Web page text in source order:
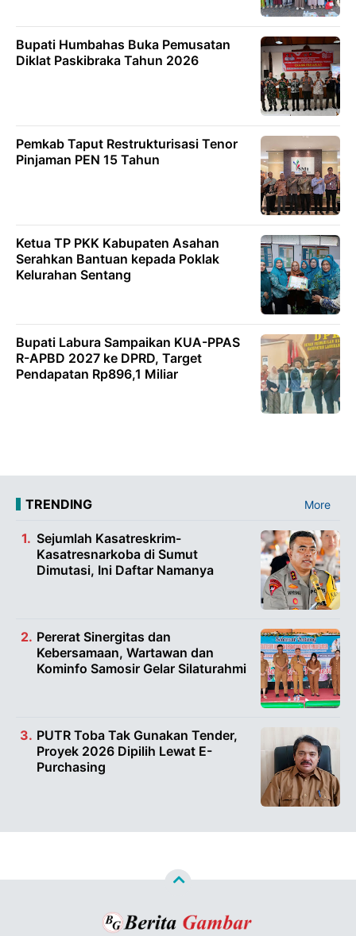
Bupati Humbahas Buka Pemusatan
Diklat Paskibraka Tahun 2026
Pemkab Taput Restrukturisasi Tenor
Pinjaman PEN 15 Tahun
Ketua TP PKK Kabupaten Asahan
Serahkan Bantuan kepada Poklak
Kelurahan Sentang
Bupati Labura Sampaikan KUA-PPAS
R-APBD 2027 ke DPRD, Target
Pendapatan Rp896,1 Miliar
TRENDING More
Sejumlah Kasatreskrim-
Kasatresnarkoba di Sumut
Dimutasi, Ini Daftar Namanya
Pererat Sinergitas dan
Kebersamaan, Wartawan dan
Kominfo Samosir Gelar Silaturahmi
PUTR Toba Tak Gunakan Tender,
Proyek 2026 Dipilih Lewat E-
Purchasing